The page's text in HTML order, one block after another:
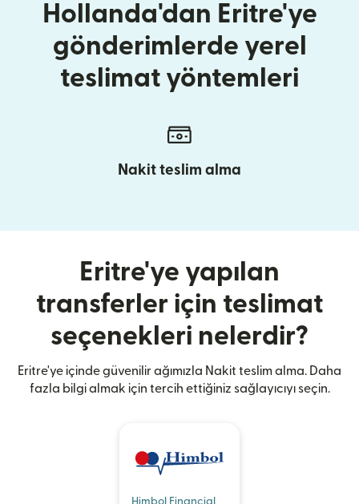
Hollanda'dan Eritre'ye
gönderimlerde yerel
teslimat yöntemleri
Nakit teslim alma
Eritre'ye yapılan
transferler için teslimat
seçenekleri nelerdir?
Eritre'ye içinde güvenilir ağımızla Nakit teslim alma. Daha
fazla bilgi almak için tercih ettiğiniz sağlayıcıyı seçin.